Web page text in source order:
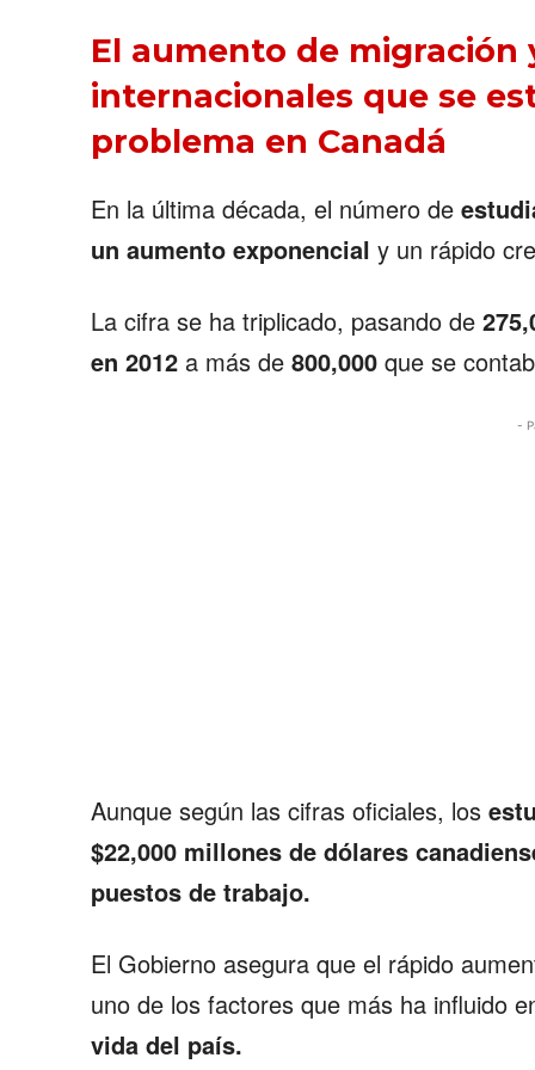
El aumento de migración
internacionales que se
problema en Canadá
En la última década, el número de
un aumento exponencial y un rápido
La cifra se ha triplicado, pasando de
en 2012 a más de 800,000 que se
-
Aunque según las cifras oficiales, los
$22,000 millones de dólares
puestos de trabajo.
El Gobierno asegura que el rápido
uno de los factores que más ha influido
vida del país.